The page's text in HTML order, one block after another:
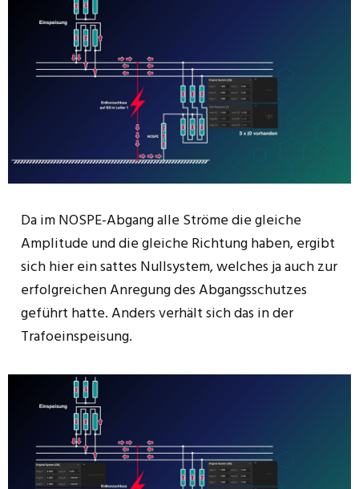
Da im NOSPE-Abgang alle Ströme die gleiche
Amplitude und die gleiche Richtung haben, ergibt
sich hier ein sattes Nullsystem, welches ja auch zur
erfolgreichen Anregung des Abgangsschutzes
geführt hatte. Anders verhält sich das in der
Trafoeinspeisung.